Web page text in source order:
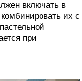
включать в
их с
при